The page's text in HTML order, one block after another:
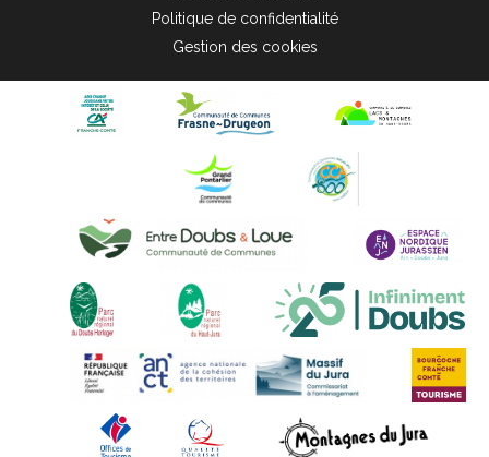
Politique de confidentialité
Gestion des cookies